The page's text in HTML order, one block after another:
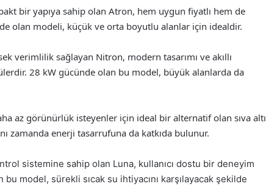
bir yapıya sahip olan Atron, hem uygun fiyatlı hem de
olan modeli, küçük ve orta boyutlu alanlar için idealdir.
verimlilik sağlayan Nitron, modern tasarımı ve akıllı
28 kW gücünde olan bu model, büyük alanlarda da
az görünürlük isteyenler için ideal bir alternatif olan sıva altı
zamanda enerji tasarrufuna da katkıda bulunur.
sistemine sahip olan Luna, kullanıcı dostu bir deneyim
model, sürekli sıcak su ihtiyacını karşılayacak şekilde